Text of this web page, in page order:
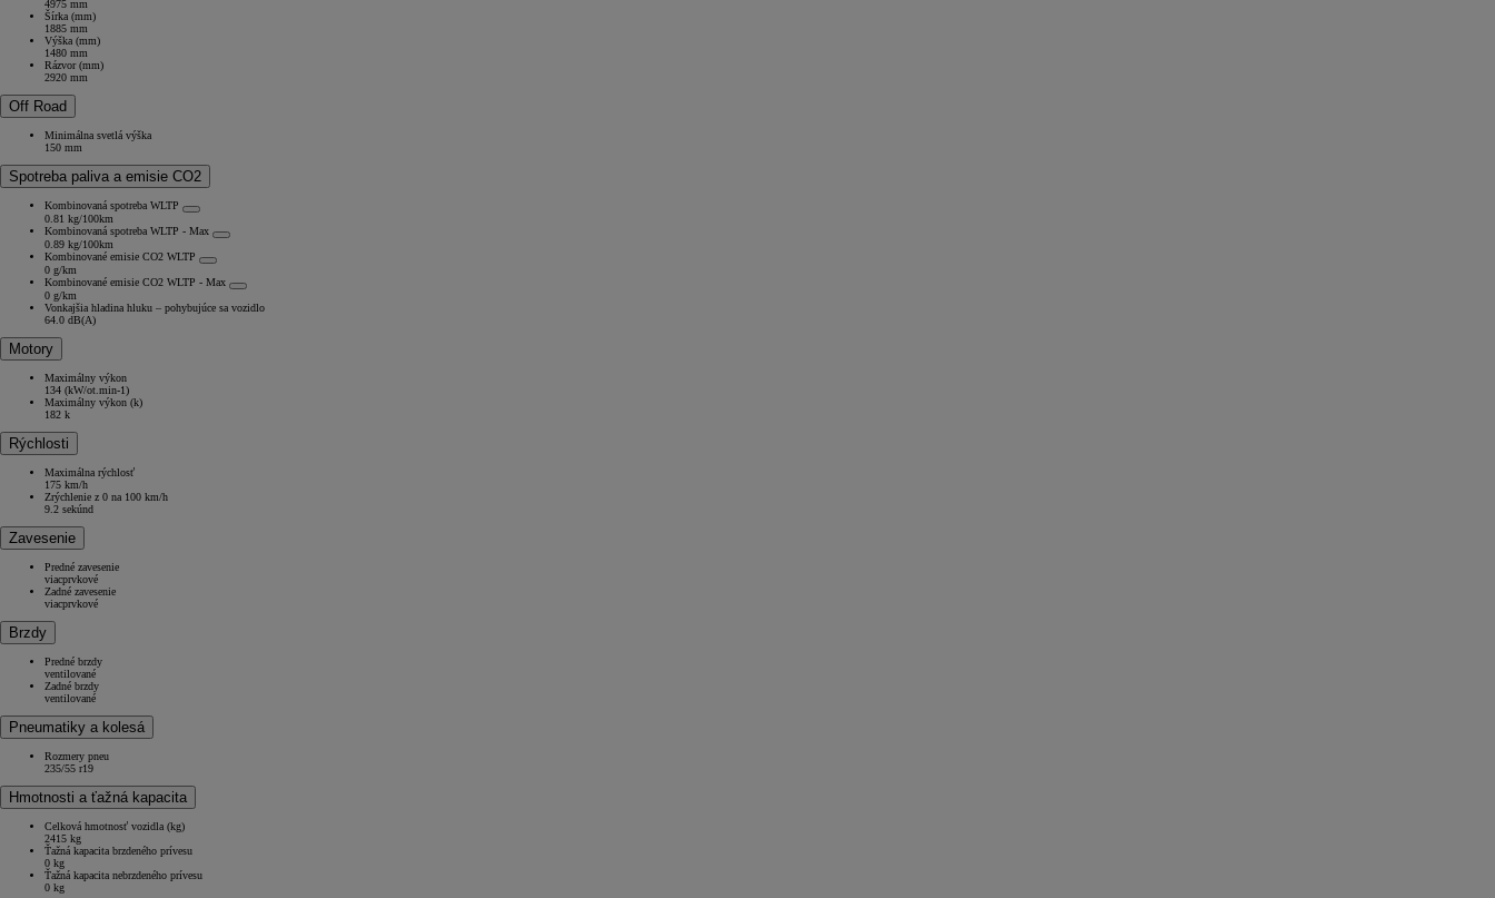
4975 mm
Šírka (mm)
1885 mm
Výška (mm)
1480 mm
Rázvor (mm)
2920 mm
Off Road
Minimálna svetlá výška
150 mm
Spotreba paliva a emisie CO2
Kombinovaná spotreba WLTP
0.81 kg/100km
Kombinovaná spotreba WLTP - Max
0.89 kg/100km
Kombinované emisie CO2 WLTP
0 g/km
Kombinované emisie CO2 WLTP - Max
0 g/km
Vonkajšia hladina hluku – pohybujúce sa vozidlo
64.0 dB(A)
Motory
Maximálny výkon
134 (kW/ot.min-1)
Maximálny výkon (k)
182 k
Rýchlosti
Maximálna rýchlosť
175 km/h
Zrýchlenie z 0 na 100 km/h
9.2 sekúnd
Zavesenie
Predné zavesenie
viacprvkové
Zadné zavesenie
viacprvkové
Brzdy
Predné brzdy
ventilované
Zadné brzdy
ventilované
Pneumatiky a kolesá
Rozmery pneu
235/55 r19
Hmotnosti a ťažná kapacita
Celková hmotnosť vozidla (kg)
2415 kg
Ťažná kapacita brzdeného prívesu
0 kg
Ťažná kapacita nebrzdeného prívesu
0 kg